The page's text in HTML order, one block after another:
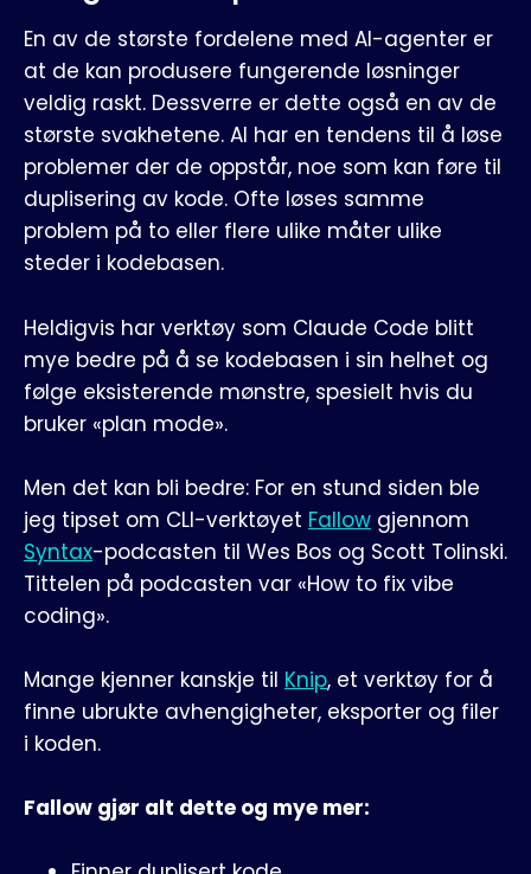
En av de største fordelene med AI-agenter er
at de kan produsere fungerende løsninger
veldig raskt. Dessverre er dette også en av de
største svakhetene. AI har en tendens til å løse
problemer der de oppstår, noe som kan føre til
duplisering av kode. Ofte løses samme
problem på to eller flere ulike måter ulike
steder i kodebasen.
Heldigvis har verktøy som Claude Code blitt
mye bedre på å se kodebasen i sin helhet og
følge eksisterende mønstre, spesielt hvis du
bruker «plan mode».
Men det kan bli bedre: For en stund siden ble
jeg tipset om CLI-verktøyet Fallow gjennom
Syntax-podcasten til Wes Bos og Scott Tolinski.
Tittelen på podcasten var «How to fix vibe
coding».
Mange kjenner kanskje til Knip, et verktøy for å
finne ubrukte avhengigheter, eksporter og filer
i koden.
Fallow gjør alt dette og mye mer: